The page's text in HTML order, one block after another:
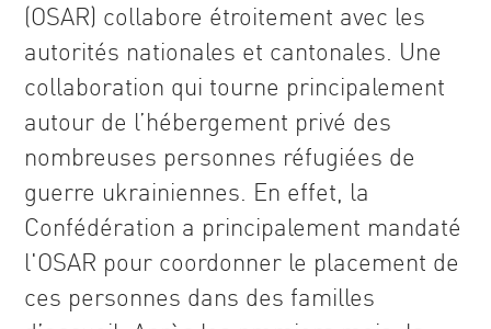
(OSAR) collabore étroitement avec les
autorités nationales et cantonales. Une
collaboration qui tourne principalement
autour de l’hébergement privé des
nombreuses personnes réfugiées de
guerre ukrainiennes. En effet, la
Confédération a principalement mandaté
l'OSAR pour coordonner le placement de
ces personnes dans des familles